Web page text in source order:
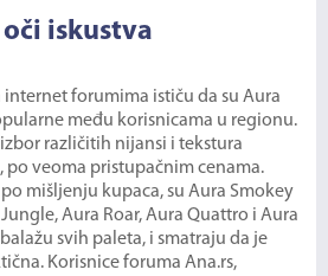
iskustva
forumima ističu da su Aura
među korisnicama u regionu.
različitih nijansi i tekstura
po veoma pristupačnim cenama.
mišljenju kupaca, su Aura Smokey
Aura Roar, Aura Quattro i Aura
svih paleta, i smatraju da je
Korisnice foruma Ana.rs,